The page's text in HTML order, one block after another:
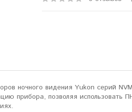
ночного видения Yukon серий
прибора, позволяя использовать